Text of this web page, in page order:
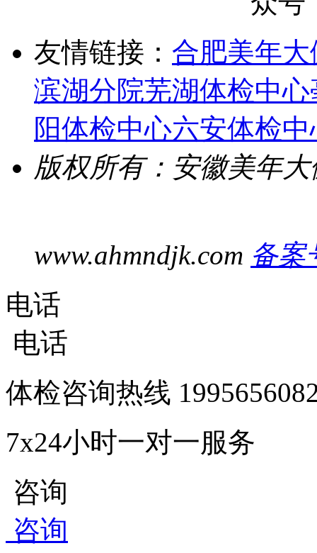
友情链接： 合肥美年
滨湖分院芜湖体检中心
阳体检中心六安体检中
版权所有：安徽美年
www.ahmndjk.com 备案
电话
电话
体检咨询热线
7x24小时一对一服务
咨询
咨询